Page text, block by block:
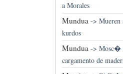
a Morales
Mundua-> Mueren
kurdos
Mundua-> Mosc�
cargamento de